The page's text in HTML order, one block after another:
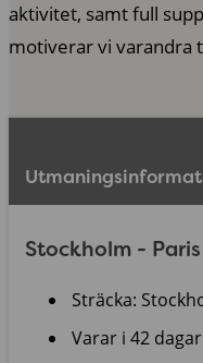
aktivitet, samt full
motiverar vi varandra
Stockholm - Paris
Sträcka:
Varar i 42 dagar